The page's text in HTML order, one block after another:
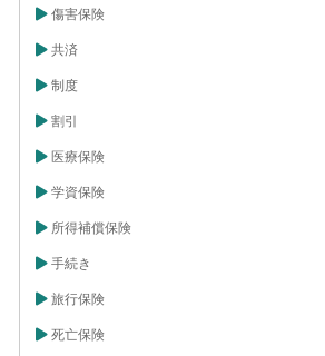
傷害保険
共済
制度
割引
医療保険
学資保険
所得補償保険
手続き
旅行保険
死亡保険